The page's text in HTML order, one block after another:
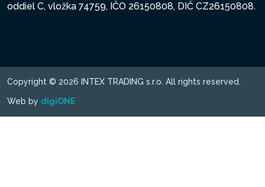
oddiel C, vložka 74759, IČO 26150808, DIČ CZ26150808.
Copyright © 2026 INTEX TRADING s.r.o. All rights reserved.
Web by digiONE